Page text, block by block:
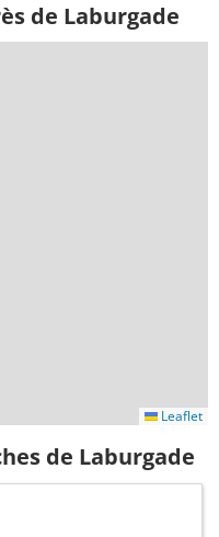
de Laburgade
Leaflet
de Laburgade